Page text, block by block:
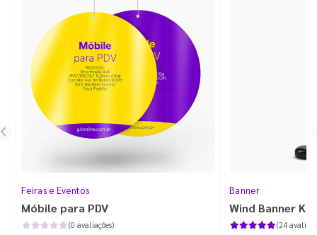
Feiras e Eventos
Móbile para PDV
(0 avaliações)
Banner
Wind Banner
(24